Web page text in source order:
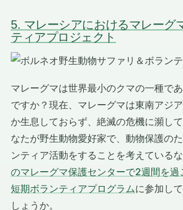
5. マレーシアにおけるマレーグ
ティアプロジェクト
マレーグマは世界最小のクマの一種で
ですか？現在、マレーグマは東南アジ
か生息しておらず、絶滅の危機に瀕し
なたが野生動物愛好家で、動物保護の
ンティア活動をすることを考えているな
のマレーグマ保護センターで2週間を過
短期ボランティアプログラムに参加し
しょうか。